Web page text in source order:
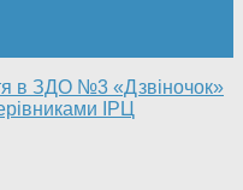
в ЗДО №3 «Дзвіночок»
ІРЦ